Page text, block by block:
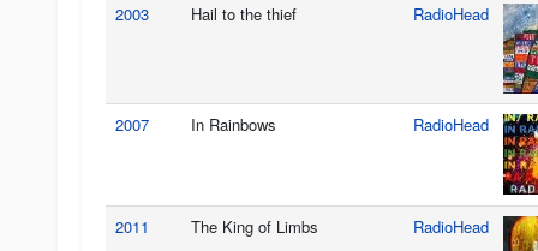
2003 Hail to the thief RadioHead
2007 In Rainbows RadioHead
2011 The King of Limbs RadioHead